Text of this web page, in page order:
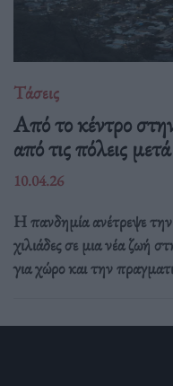
Τάσεις
Από το κέντρο
από τις πόλεις
10.04.26
Η πανδημία ανέτρεψε
χιλιάδες σε μια νέα ζωή
για χώρο και την